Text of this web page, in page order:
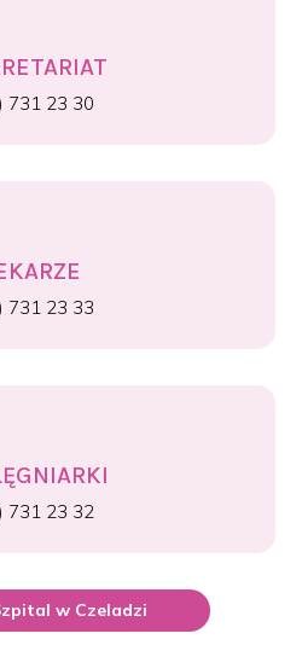
731 23 30
731 23 33
731 23 32
w Czeladzi